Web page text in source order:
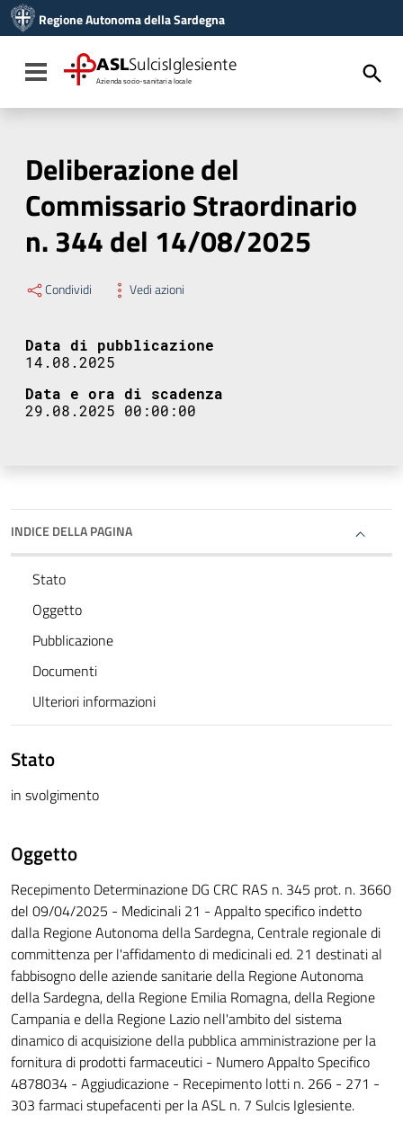
Vai al menu di navigazione
Vai al footer
Regione Autonoma della Sardegna
Toggle navigation
ASLSulcisIglesiente
Azienda socio-sanitaria locale
Deliberazione del
Commissario Straordinario
n. 344 del 14/08/2025
Condividi Vedi azioni
Data di pubblicazione
14.08.2025
Data e ora di scadenza
29.08.2025 00:00:00
INDICE DELLA PAGINA
Stato
Oggetto
Pubblicazione
Documenti
Ulteriori informazioni
Stato
in svolgimento
Oggetto
Recepimento Determinazione DG CRC RAS n. 345 prot. n. 3660
del 09/04/2025 - Medicinali 21 - Appalto specifico indetto
dalla Regione Autonoma della Sardegna, Centrale regionale di
committenza per l'affidamento di medicinali ed. 21 destinati al
fabbisogno delle aziende sanitarie della Regione Autonoma
della Sardegna, della Regione Emilia Romagna, della Regione
Campania e della Regione Lazio nell'ambito del sistema
dinamico di acquisizione della pubblica amministrazione per la
fornitura di prodotti farmaceutici - Numero Appalto Specifico
4878034 - Aggiudicazione - Recepimento lotti n. 266 - 271 -
303 farmaci stupefacenti per la ASL n. 7 Sulcis Iglesiente.